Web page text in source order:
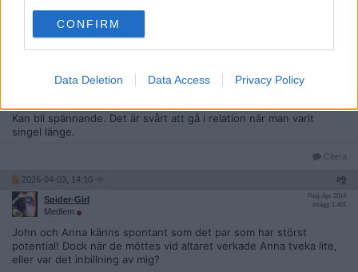
CONFIRM
Data Deletion Data Access Privacy Policy
2026-04-03, 12:15
Kan bli spännande. Det är svårt att gå i relation när man varit
singel länge.
Citera
2026-04-03, 14:10 #9
Spider-Girl
Medlem
Reg: Apr 2014
Inlägg: 1 401
John och Anna känns spontant som det par som har störst
potential! Dock när de möttes vid altaret verkade Anna tveka lite,
eller var det inbillning av mig?